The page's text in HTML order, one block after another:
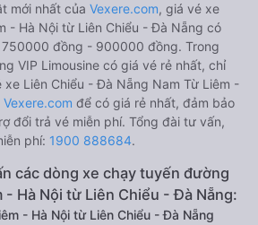
mới nhất của Vexere.com, giá vé xe
- Hà Nội từ Liên Chiểu - Đà Nẵng có
đồng - 900000 đồng. Trong
VIP Limousine có giá vé rẻ nhất, chỉ
Liên Chiểu - Đà Nẵng Nam Từ Liêm -
Vexere.com để có giá rẻ nhất, đảm bảo
đổi trả vé miễn phí. Tổng đài tư vấn,
phí: 1900 888684.
các dòng xe chạy tuyến đường
- Hà Nội từ Liên Chiểu - Đà Nẵng:
- Hà Nội từ Liên Chiểu - Đà Nẵng